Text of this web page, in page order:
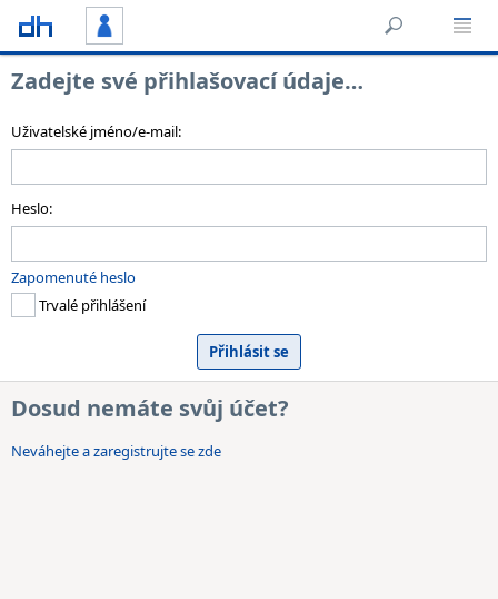
Zadejte své přihlašovací údaje…
Uživatelské jméno/e-mail:
Heslo:
Zapomenuté heslo
Trvalé přihlášení
Dosud nemáte svůj účet?
Neváhejte a zaregistrujte se zde